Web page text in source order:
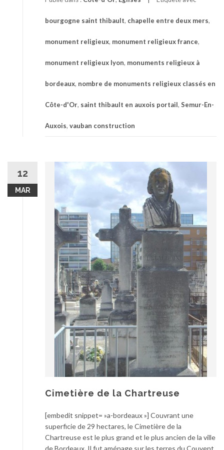
bourgogne saint thibault, chapelle entre deux mers,
monument religieux, monument religieux france,
monument religieux lyon, monuments religieux à
bordeaux, nombre de monuments religieux classés en
Côte-d'Or, saint thibault en auxois portail, Semur-En-
Auxois, vauban construction
12
MAR
Cimetière de la Chartreuse
[embedit snippet= »a-bordeaux »] Couvrant une
superficie de 29 hectares, le Cimetière de la
Chartreuse est le plus grand et le plus ancien de la ville